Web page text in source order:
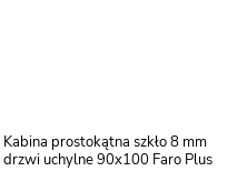
Kabina prostokątna szkło 8 mm
drzwi uchylne 90x100 Faro Plus